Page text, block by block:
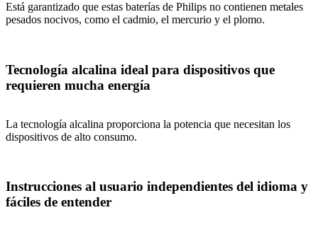
Está garantizado que estas baterías de Philips no contienen metales
pesados nocivos, como el cadmio, el mercurio y el plomo.
Tecnología alcalina ideal para dispositivos que
requieren mucha energía
La tecnología alcalina proporciona la potencia que necesitan los
dispositivos de alto consumo.
Instrucciones al usuario independientes del idioma y
fáciles de entender